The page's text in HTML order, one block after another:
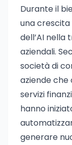
Durante il
una crescita
dell’AI nella
aziendali.
società di
aziende
servizi
hanno
generare